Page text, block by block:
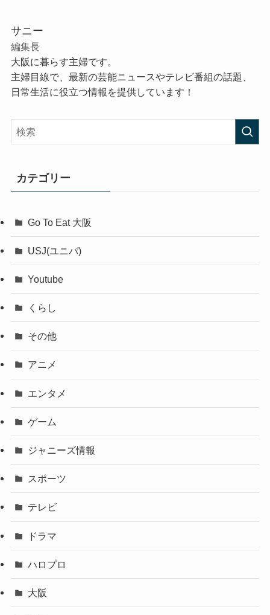
サニー
編集長
大阪に暮らす主婦です。
主婦目線で、最新の芸能ニュースやテレビ番組の話題、
日常生活に役立つ情報を提供しています！
カテゴリー
Go To Eat 大阪
USJ(ユニバ)
Youtube
くらし
その他
アニメ
エンタメ
ゲーム
ジャニーズ情報
スポーツ
テレビ
ドラマ
ハロプロ
大阪